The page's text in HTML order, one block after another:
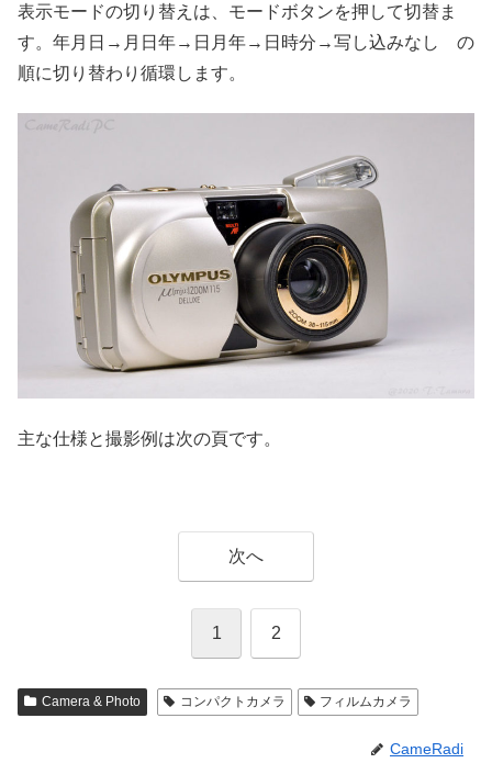
表示モードの切り替えは、モードボタンを押して切替ま
す。年月日→月日年→日月年→日時分→写し込みなし の
順に切り替わり循環します。
主な仕様と撮影例は次の頁です。
次へ
1 2
Camera & Photo コンパクトカメラ フィルムカメラ
CameRadi